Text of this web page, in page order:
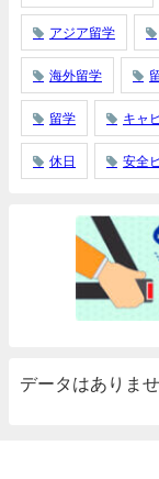
アジア留学
海外留学
留学 キャ
休日 安全
データはありま